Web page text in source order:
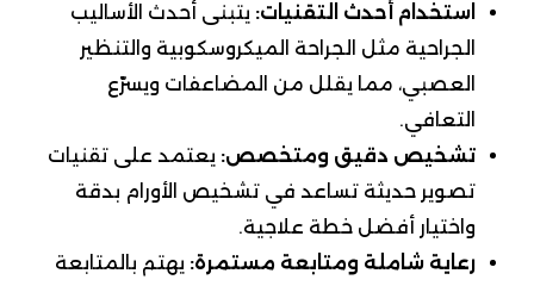
استخدام أحدث التقنيات: يتبنى أحدث الأساليب
الجراحية مثل الجراحة الميكروسكوبية والتنظير
العصبي، مما يقلل من المضاعفات ويسرّع
التعافي.
تشخيص دقيق ومتخصص: يعتمد على تقنيات
تصوير حديثة تساعد في تشخيص الأورام بدقة
واختيار أفضل خطة علاجية.
رعاية شاملة ومتابعة مستمرة: يهتم بالمتابعة